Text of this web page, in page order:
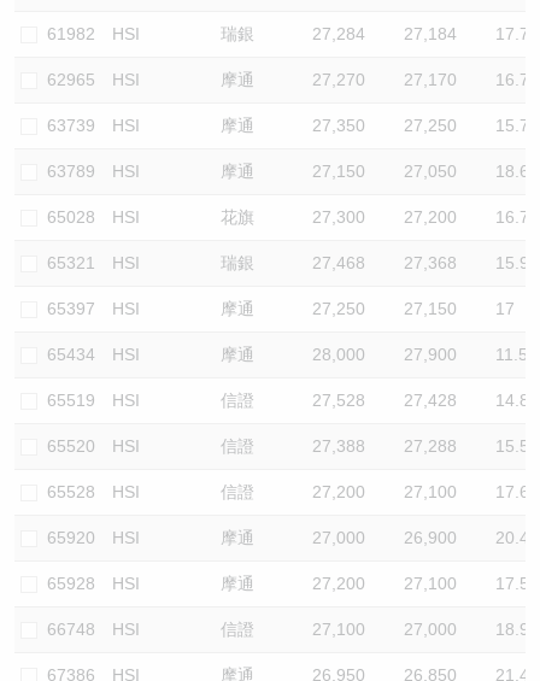
61982 HSI 瑞銀 27,284 27,184 17.7
62965 HSI 摩通 27,270 27,170 16.7
63739 HSI 摩通 27,350 27,250 15.7
63789 HSI 摩通 27,150 27,050 18.6
65028 HSI 花旗 27,300 27,200 16.7
65321 HSI 瑞銀 27,468 27,368 15.9
65397 HSI 摩通 27,250 27,150 17
65434 HSI 摩通 28,000 27,900 11.5
65519 HSI 信證 27,528 27,428 14.8
65520 HSI 信證 27,388 27,288 15.5
65528 HSI 信證 27,200 27,100 17.6
65920 HSI 摩通 27,000 26,900 20.4
65928 HSI 摩通 27,200 27,100 17.5
66748 HSI 信證 27,100 27,000 18.9
67386 HSI 摩通 26,950 26,850 21.4